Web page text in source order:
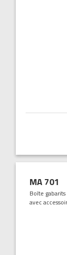
MA 701
Boîte
avec